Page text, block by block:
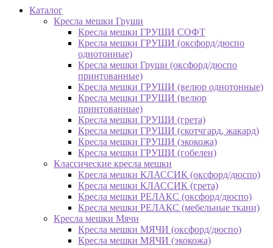
Каталог
Кресла мешки Груши
Кресла мешки ГРУШИ СОФТ
Кресла мешки ГРУШИ (оксфорд/дюспо
однотонные)
Кресла мешки Груши (оксфорд/дюспо
принтованные)
Кресла мешки ГРУШИ (велюр однотонные)
Кресла мешки ГРУШИ (велюр
принтованные)
Кресла мешки ГРУШИ (грета)
Кресла мешки ГРУШИ (скотчгард, жакард)
Кресла мешки ГРУШИ (экокожа)
Кресла мешки ГРУШИ (гобелен)
Классические кресла мешки
Кресла мешки КЛАССИК (оксфорд/дюспо)
Кресла мешки КЛАССИК (грета)
Креслa мешки РЕЛАКС (оксфорд/дюспо)
Креслa мешки РЕЛАКС (мебельные ткани)
Кресла мешки Мячи
Кресла мешки МЯЧИ (оксфорд/дюспо)
Кресла мешки МЯЧИ (экокожа)